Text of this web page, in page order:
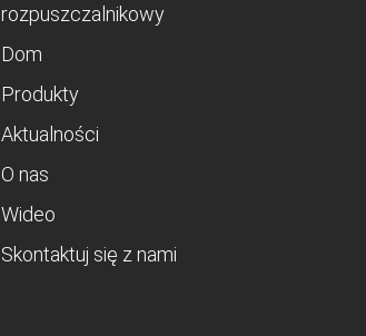
rozpuszczalnikowy
Dom
Produkty
Aktualności
O nas
Wideo
Skontaktuj się z nami